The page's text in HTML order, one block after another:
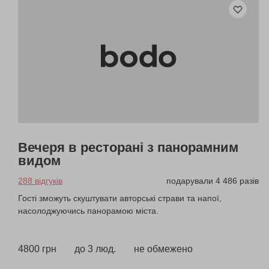
Вечеря в ресторані з панорамним
видом
288 відгуків
подарували 4 486 разів
Гості зможуть скуштувати авторські страви та напої,
насолоджуючись панорамою міста.
4800 грн до 3 люд. не обмежено